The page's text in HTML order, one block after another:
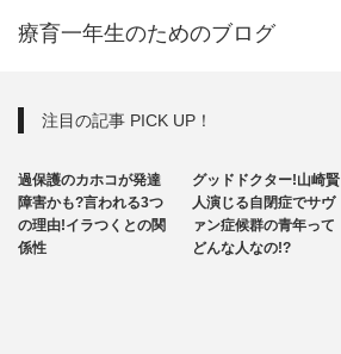
療育一年生のためのブログ
注目の記事 PICK UP！
過保護のカホコが発達
障害かも?言われる3つ
の理由!イラつくとの関
係性
自閉症
グッドドクター!山崎賢
人演じる自閉症でサヴ
ァン症候群の青年って
どんな人なの!?